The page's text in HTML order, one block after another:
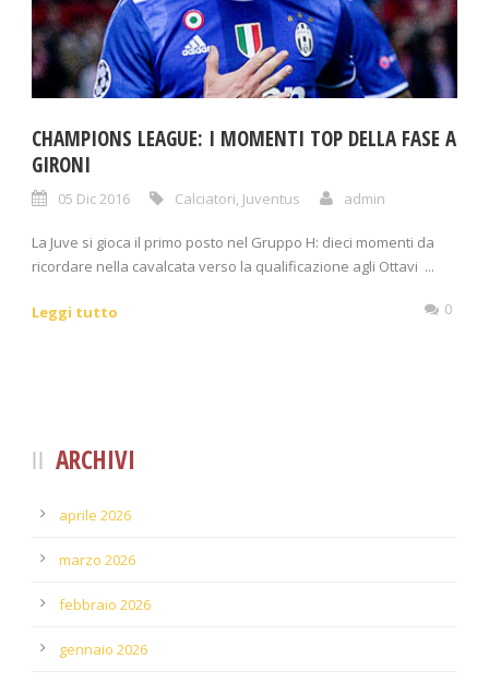
CHAMPIONS LEAGUE: I MOMENTI TOP DELLA FASE A
GIRONI
05 Dic 2016 Calciatori, Juventus admin
La Juve si gioca il primo posto nel Gruppo H: dieci momenti da
ricordare nella cavalcata verso la qualificazione agli Ottavi ...
Leggi tutto 0
ARCHIVI
aprile 2026
marzo 2026
febbraio 2026
gennaio 2026